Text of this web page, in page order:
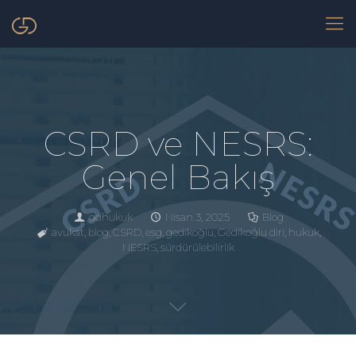
CSRD ve NESRS:
Genel Bakış
gdhukuk Nisan 3, 2025
Blog
avukat blog ,CSRD ,esg ,gedikoğlu ,Gedikoğlu diri hukuk
NESRS, sürdürülebilirlik